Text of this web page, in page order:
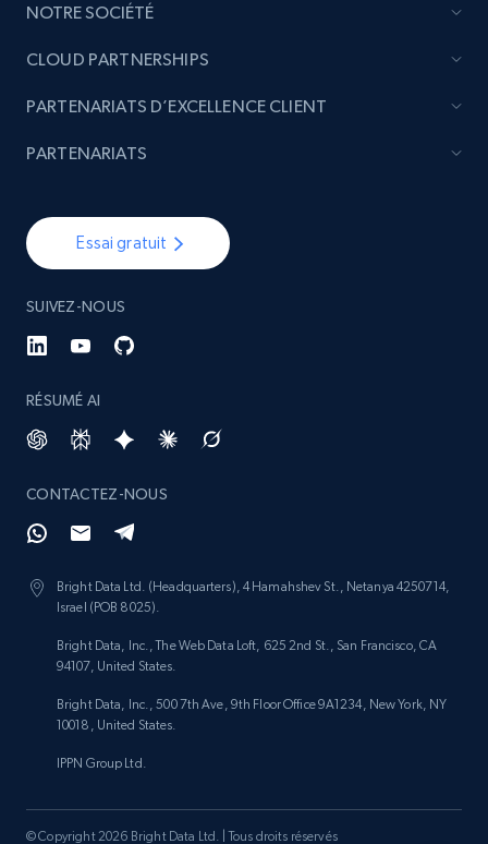
NOTRE SOCIÉTÉ
Essai gratuit
SUIVEZ-NOUS
RÉSUMÉ AI
CONTACTEZ-NOUS
Bright Data Ltd. (Headquarters), 4 Hamahshev St., Netanya 4250714,
Israel (POB 8025).
Bright Data, Inc., The Web Data Loft, 625 2nd St., San Francisco, CA
94107, United States.
Bright Data, Inc., 500 7th Ave, 9th Floor Office 9A1234, New York, NY
10018, United States.
IPPN Group Ltd.
CLOUD PARTNERSHIPS
PARTENARIATS D’EXCELLENCE CLIENT
PARTENARIATS
© Copyright 2026 Bright Data Ltd. | Tous droits réservés